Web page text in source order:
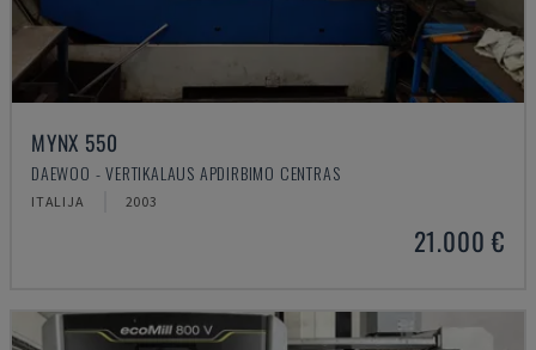
MYNX 550
DAEWOO - VERTIKALAUS APDIRBIMO CENTRAS
ITALIJA 2003
21.000 €